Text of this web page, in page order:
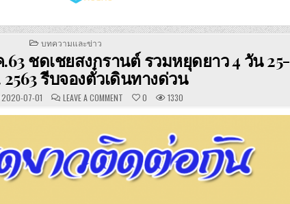
POSTED
IN
บทความและข่าว
ชดเชยสงกรานต์ รวมหยุดยาว 4 วัน 25-
2563 รีบจองตั๋วเดินทางด่วน
2020-07-01 LEAVE A COMMENT ON
ครม.ให้
หยุด
ก.ค.63
ชดเชย
สงกรานต์
รวม
หยุด
ยาว
0 1330